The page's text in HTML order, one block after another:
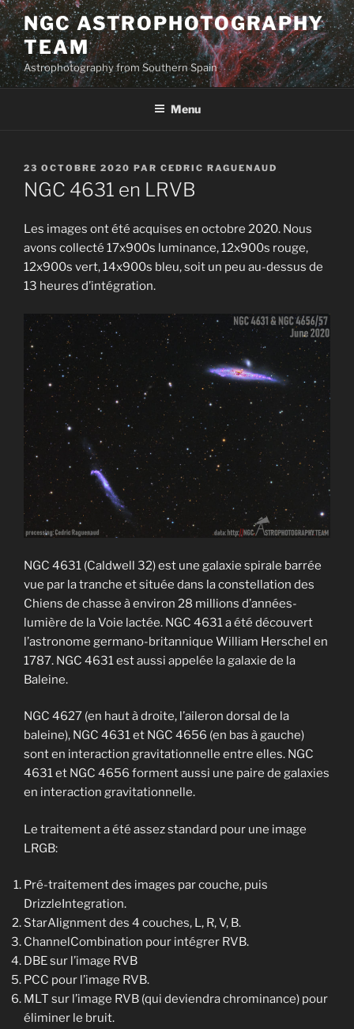
Aller
au
contenu
principal
NGC ASTROPHOTOGRAPHY
TEAM
Astrophotography from Southern Spain
Menu
PUBLIÉ
LE
23 OCTOBRE 2020 PAR CEDRIC RAGUENAUD
NGC 4631 en LRVB
Les images ont été acquises en octobre 2020. Nous
avons collecté 17x900s luminance, 12x900s rouge,
12x900s vert, 14x900s bleu, soit un peu au-dessus de
13 heures d’intégration.
NGC 4631 (Caldwell 32) est une galaxie spirale barrée
vue par la tranche et située dans la constellation des
Chiens de chasse à environ 28 millions d’années-
lumière de la Voie lactée. NGC 4631 a été découvert
l’astronome germano-britannique William Herschel en
1787. NGC 4631 est aussi appelée la galaxie de la
Baleine.
NGC 4627 (en haut à droite, l’aileron dorsal de la
baleine), NGC 4631 et NGC 4656 (en bas à gauche)
sont en interaction gravitationnelle entre elles. NGC
4631 et NGC 4656 forment aussi une paire de galaxies
en interaction gravitationnelle.
Le traitement a été assez standard pour une image
LRGB:
Pré-traitement des images par couche, puis
DrizzleIntegration.
StarAlignment des 4 couches, L, R, V, B.
ChannelCombination pour intégrer RVB.
DBE sur l’image RVB
PCC pour l’image RVB.
MLT sur l’image RVB (qui deviendra chrominance) pour
éliminer le bruit.